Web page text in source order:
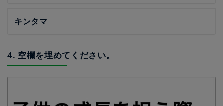
キンタマ
4. 空欄を埋めてください。